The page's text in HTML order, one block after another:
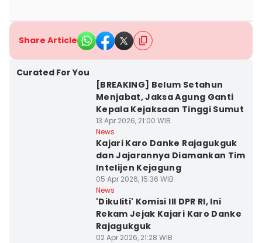
Share Article
Curated For You
[BREAKING] Belum Setahun
Menjabat, Jaksa Agung Ganti
Kepala Kejaksaan Tinggi Sumut
13 Apr 2026, 21:00 WIB
News
Kajari Karo Danke Rajagukguk
dan Jajarannya Diamankan Tim
Intelijen Kejagung
05 Apr 2026, 15:36 WIB
News
'Dikuliti' Komisi III DPR RI, Ini
Rekam Jejak Kajari Karo Danke
Rajagukguk
02 Apr 2026, 21:28 WIB